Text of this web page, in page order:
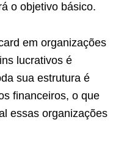
o objetivo básico.
em organizações
lucrativos é
sua estrutura é
financeiros, o que
essas organizações